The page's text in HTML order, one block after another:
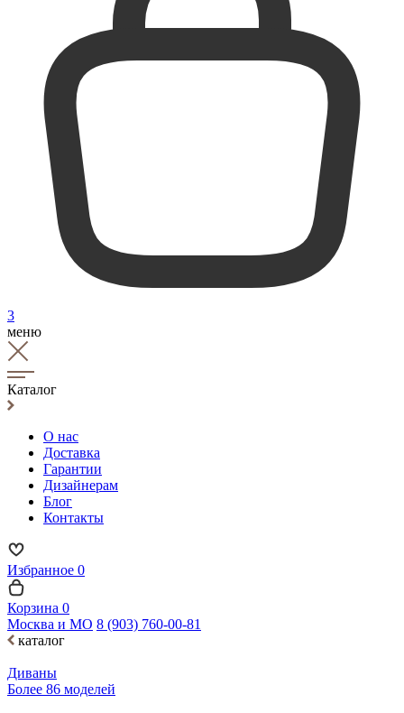
3
меню
Каталог
О нас
Доставка
Гарантии
Дизайнерам
Блог
Контакты
Избранное 0
Корзина 0
Москва и МО 8 (903) 760-00-81
каталог
Диваны
Более 86 моделей